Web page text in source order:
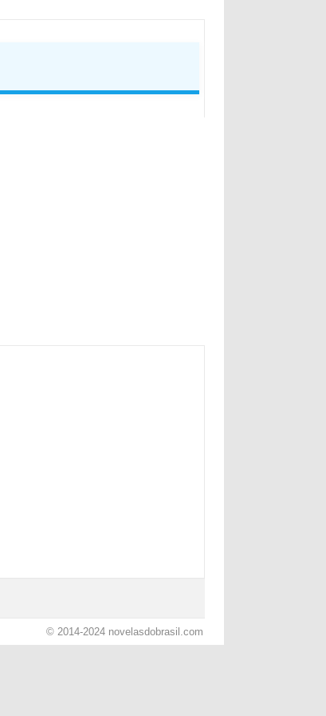
© 2014-2024 novelasdobrasil.com